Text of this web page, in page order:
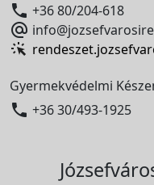
 +36 80/204-618

Gyermekvédelmi
 +36 30/493-1925